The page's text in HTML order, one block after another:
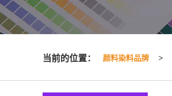
当前的位置： 颜料染料品牌 >